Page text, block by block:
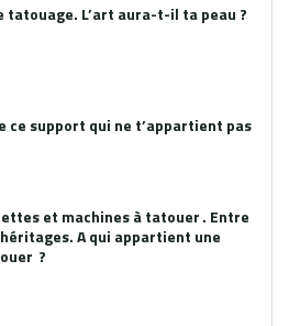
tatouage. L’art aura-t-il ta peau ?
ce support qui ne t’appartient pas
et machines à tatouer . Entre
A qui appartient une
?